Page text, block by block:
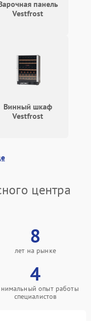
панель
Vestfrost
Винный шкаф
Vestfrost
центра
8
лет на рынке
4
опыт работы
специалистов